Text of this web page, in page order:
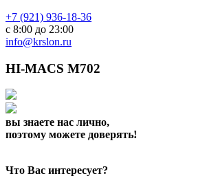
+7 (921) 936-18-36
с 8:00 до 23:00
info@krslon.ru
HI-MACS M702
вы знаете нас лично,
поэтому можете доверять!
Что Вас интересует?